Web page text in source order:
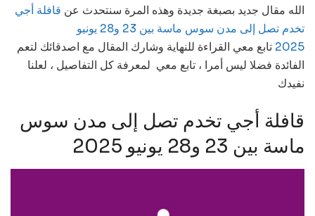
الله مقال جديد بصبغة جديدة وهذه المرة سنتحدث عن قافلة أجي
تخدم تصل إلى مدن سوس ماسة بين 23 و28 يونيو
2025 تابع معي القراءة للنهاية وشارك المقال مع اصدقائك لتعم
الفائدة فضلا ليس أمرا ، تابع معي لمعرفة كل التفاصيل ، لعلنا
نفيدك
قافلة أجي تخدم تصل إلى مدن سوس
ماسة بين 23 و28 يونيو 2025